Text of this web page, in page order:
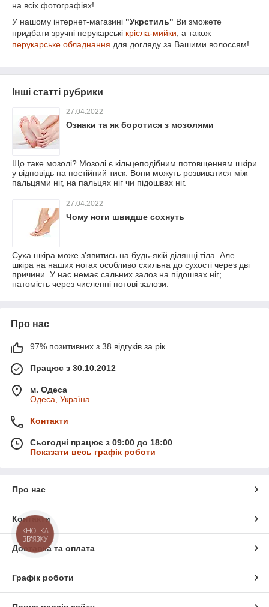
на всіх фотографіях!
У нашому інтернет-магазині "Укрстиль" Ви зможете
придбати зручні перукарські крісла-мийки , а також
перукарське обладнання для догляду за Вашими волоссям!
Інші статті рубрики
27.04.2022
Ознаки та як боротися з мозолями
Що таке мозолі? Мозолі є кільцеподібним потовщенням шкіри
у відповідь на постійний тиск. Вони можуть розвиватися між
пальцями ніг, на пальцях ніг чи підошвах ніг.
27.04.2022
Чому ноги швидше сохнуть
Суха шкіра може з'явитись на будь-якій ділянці тіла. Але
шкіра на наших ногах особливо схильна до сухості через дві
причини. У нас немає сальних залоз на підошвах ніг;
натомість через численні потові залози.
Про нас
97% позитивних з 38 відгуків за рік
Працює з 30.10.2012
м. Одеса
Одеса, Україна
Контакти
Сьогодні працює з 09:00 до 18:00
Показати весь графік роботи
Про нас
Контакти
Доставка та оплата
Графік роботи
КНОПКА
ЗВ'ЯЗКУ